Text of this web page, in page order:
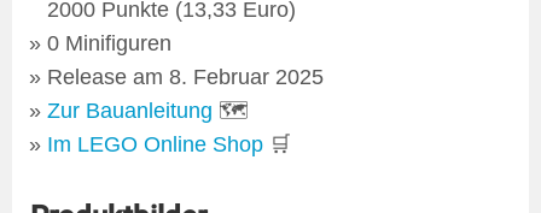
2000 Punkte (13,33 Euro)
0 Minifiguren
Release am 8. Februar 2025
Zur Bauanleitung 🗺
Im LEGO Online Shop 🛒